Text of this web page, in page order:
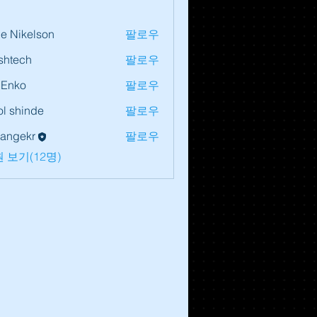
Nikelson 팔로우
팔로우
팔로우
shinde
팔로우
팔로우
보기(12명)